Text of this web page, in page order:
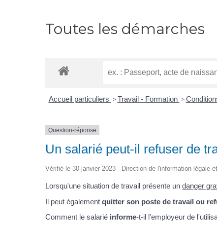
Toutes les démarches
Accueil particuliers > Travail - Formation >
Question-réponse
Un salarié peut-il refuser de
Vérifié le 30 janvier 2023 - Direction de l'information légale
Lorsqu'une situation de travail présente un danger
Il peut également quitter son poste de travail ou
Comment le salarié informe-t-il l'employeur de